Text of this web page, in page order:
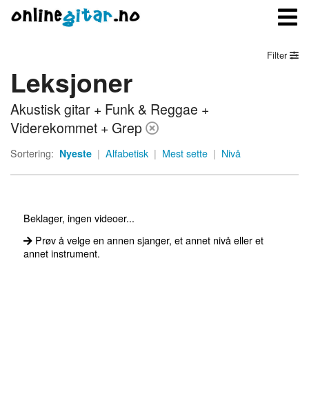
Meny
Logg inn
Bli medlem
Om onlinegitar.no
Filter
Leksjoner
Akustisk gitar + Funk & Reggae +
Viderekommet + Grep
Sortering: Nyeste | Alfabetisk | Mest sette | Nivå
Beklager, ingen videoer...
Prøv å velge en annen sjanger, et annet nivå eller et
annet instrument.